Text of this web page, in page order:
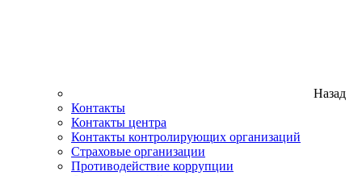
Назад
Контакты
Контакты центра
Контакты контролирующих организаций
Страховые организации
Противодействие коррупции